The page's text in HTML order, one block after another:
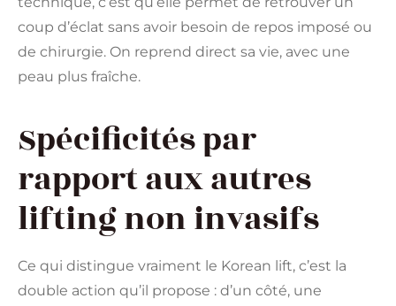
coup d’éclat sans avoir besoin de repos imposé ou
de chirurgie. On reprend direct sa vie, avec une
peau plus fraîche.
Spécificités par
rapport aux autres
lifting non invasifs
Ce qui distingue vraiment le Korean lift, c’est la
double action qu’il propose : d’un côté, une